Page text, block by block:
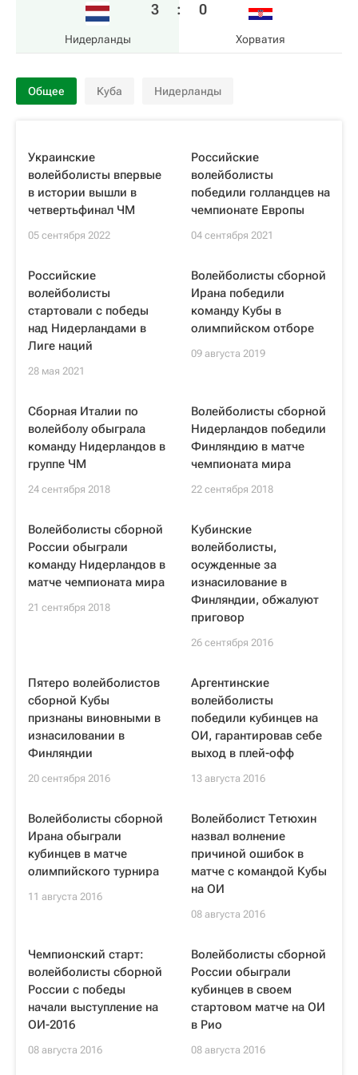
Нидерланды
3 : 0
Хорватия
Общее Куба Нидерланды
Украинские
волейболисты впервые
в истории вышли в
четвертьфинал ЧМ
05 сентября 2022
Российские
волейболисты
победили голландцев на
чемпионате Европы
04 сентября 2021
Российские
волейболисты
стартовали с победы
над Нидерландами в
Лиге наций
28 мая 2021
Волейболисты сборной
Ирана победили
команду Кубы в
олимпийском отборе
09 августа 2019
Сборная Италии по
волейболу обыграла
команду Нидерландов в
группе ЧМ
24 сентября 2018
Волейболисты сборной
Нидерландов победили
Финляндию в матче
чемпионата мира
22 сентября 2018
Волейболисты сборной
России обыграли
команду Нидерландов в
матче чемпионата мира
21 сентября 2018
Кубинские
волейболисты,
осужденные за
изнасилование в
Финляндии, обжалуют
приговор
26 сентября 2016
Пятеро волейболистов
сборной Кубы
признаны виновными в
изнасиловании в
Финляндии
20 сентября 2016
Аргентинские
волейболисты
победили кубинцев на
ОИ, гарантировав себе
выход в плей-офф
13 августа 2016
Волейболисты сборной
Ирана обыграли
кубинцев в матче
олимпийского турнира
11 августа 2016
Волейболист Тетюхин
назвал волнение
причиной ошибок в
матче с командой Кубы
на ОИ
08 августа 2016
Чемпионский старт:
волейболисты сборной
России с победы
начали выступление на
ОИ-2016
08 августа 2016
Волейболисты сборной
России обыграли
кубинцев в своем
стартовом матче на ОИ
в Рио
08 августа 2016